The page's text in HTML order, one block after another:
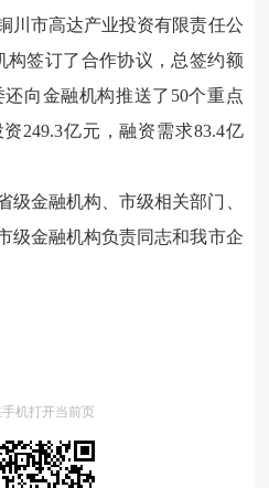
川市高达产业投资有限责任公
构签订了合作协议，总签约额
向金融机构推送了50个重点
249.3亿元，融资需求83.4亿
级金融机构、市级相关部门、
级金融机构负责同志和我市企
机打开当前页